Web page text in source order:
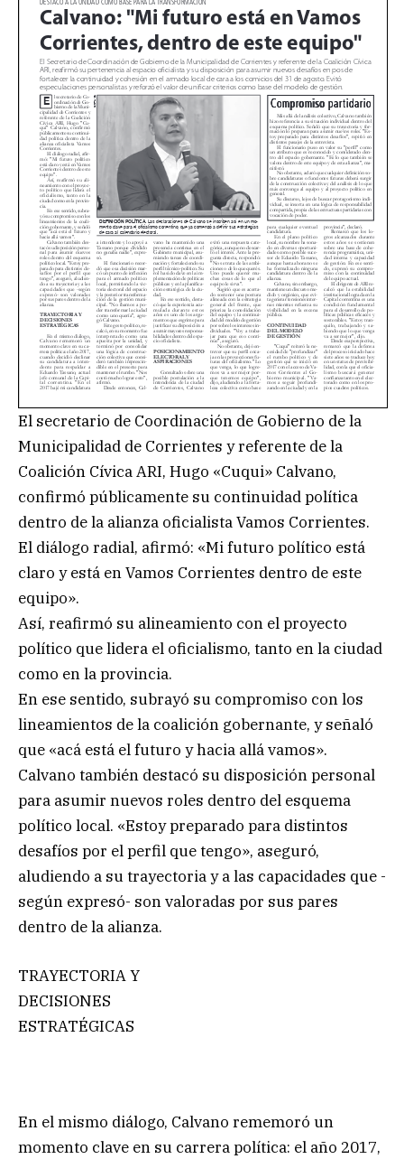
El secretario de Coordinación de Gobierno de la
Municipalidad de Corrientes y referente de la
Coalición Cívica ARI, Hugo «Cuqui» Calvano,
confirmó públicamente su continuidad política
dentro de la alianza oficialista Vamos Corrientes.
El diálogo radial, afirmó: «Mi futuro político está
claro y está en Vamos Corrientes dentro de este
equipo».
Así, reafirmó su alineamiento con el proyecto
político que lidera el oficialismo, tanto en la ciudad
como en la provincia.
En ese sentido, subrayó su compromiso con los
lineamientos de la coalición gobernante, y señaló
que «acá está el futuro y hacia allá vamos».
Calvano también destacó su disposición personal
para asumir nuevos roles dentro del esquema
político local. «Estoy preparado para distintos
desafíos por el perfil que tengo», aseguró,
aludiendo a su trayectoria y a las capacidades que -
según expresó- son valoradas por sus pares
dentro de la alianza.
TRAYECTORIA Y
DECISIONES
ESTRATÉGICAS
En el mismo diálogo, Calvano rememoró un
momento clave en su carrera política: el año 2017,